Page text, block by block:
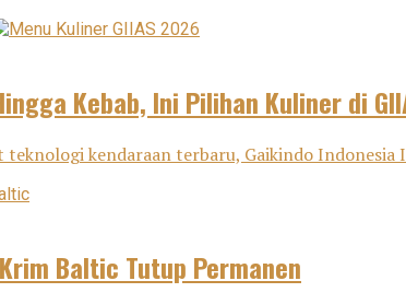
Kebab, Ini Pilihan Kuliner di
teknologi kendaraan terbaru, Gaikindo
Baltic Tutup Permanen